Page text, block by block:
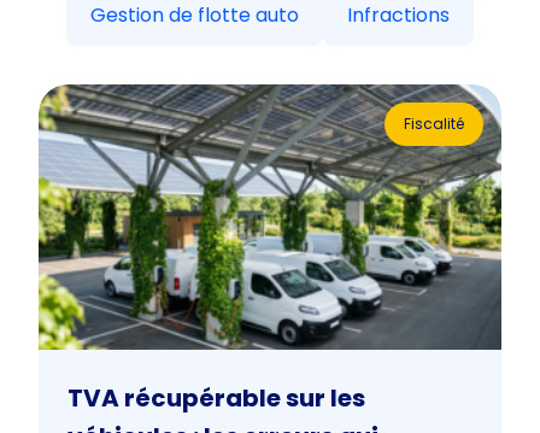
Gestion de flotte auto Infractions
Fiscalité
TVA récupérable sur les